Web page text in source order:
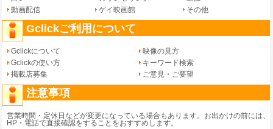
動画配信
ゲイ映画館 その他
Gclickご利用について
Gclickについて
映像の見方
Gclickの使い方
キーワード検索
掲載店募集
ご意見・ご要望
注意事項
営業時間・定休日などが変更になっている場合もあります。お出かけの前には、
HP・電話で直接確認をすることをおすすめします。